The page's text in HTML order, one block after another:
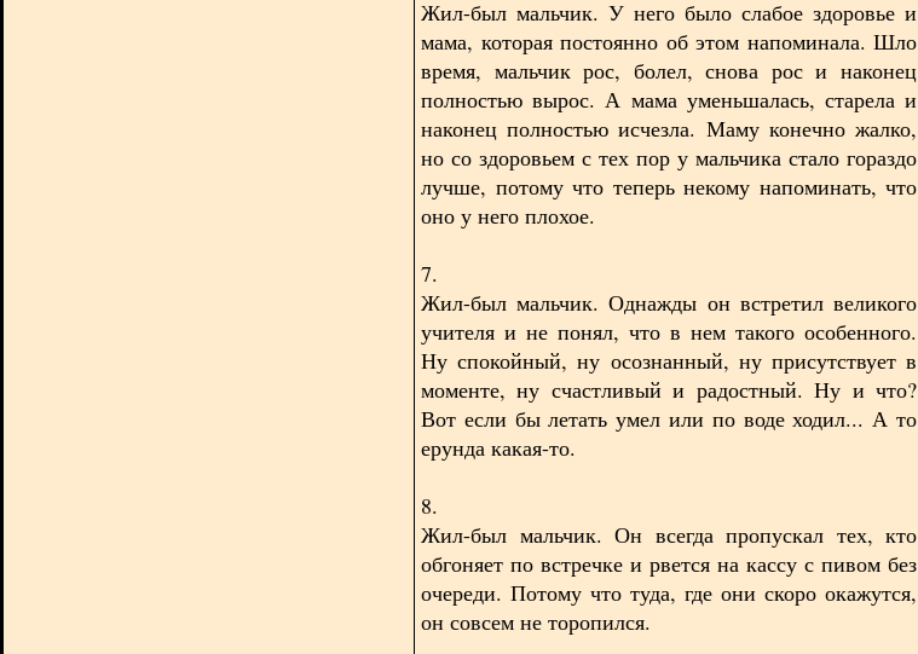
Жил-был мальчик. У него было слабое здоровье и
мама, которая постоянно об этом напоминала. Шло
время, мальчик рос, болел, снова рос и наконец
полностью вырос. А мама уменьшалась, старела и
наконец полностью исчезла. Маму конечно жалко,
но со здоровьем с тех пор у мальчика стало гораздо
лучше, потому что теперь некому напоминать, что
оно у него плохое.
7.
Жил-был мальчик. Однажды он встретил великого
учителя и не понял, что в нем такого особенного.
Ну спокойный, ну осознанный, ну присутствует в
моменте, ну счастливый и радостный. Ну и что?
Вот если бы летать умел или по воде ходил... А то
ерунда какая-то.
8.
Жил-был мальчик. Он всегда пропускал тех, кто
обгоняет по встречке и рвется на кассу с пивом без
очереди. Потому что туда, где они скоро окажутся,
он совсем не торопился.